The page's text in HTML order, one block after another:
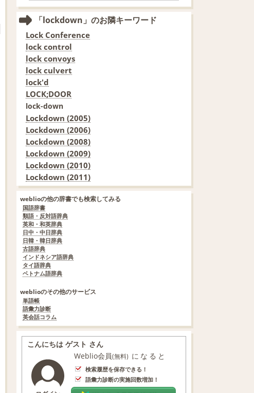
「lockdown」のお隣キーワード
Lock Conference
lock control
lock convoys
lock culvert
lock'd
LOCK;DOOR
lock-down
Lockdown (2005)
Lockdown (2006)
Lockdown (2008)
Lockdown (2009)
Lockdown (2010)
Lockdown (2011)
weblioの他の辞書でも検索してみる
国語辞書
類語・反対語辞典
英和・和英辞典
日中・中日辞典
日韓・韓日辞典
古語辞典
インドネシア語辞典
タイ語辞典
ベトナム語辞典
weblioのその他のサービス
単語帳
語彙力診断
英会話コラム
こんにちは ゲスト さん
Weblio会員(無料) になると
検索履歴を保存できる！
語彙力診断の実施回数増加！